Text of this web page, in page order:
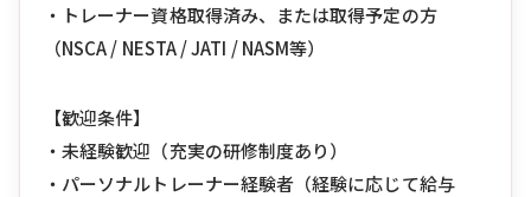
・トレーナー資格取得済み、または取得予定の方
（NSCA / NESTA / JATI / NASM等）
【歓迎条件】
・未経験歓迎（充実の研修制度あり）
・パーソナルトレーナー経験者（経験に応じて給与